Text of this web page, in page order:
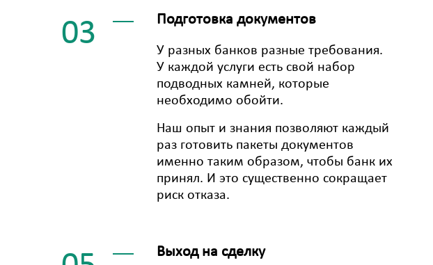
03 Подготовка документов
У разных банков разные требования.
У каждой услуги есть свой набор
подводных камней, которые
необходимо обойти.
Наш опыт и знания позволяют каждый
раз готовить пакеты документов
именно таким образом, чтобы банк их
принял. И это существенно сокращает
риск отказа.
Выход на сделку